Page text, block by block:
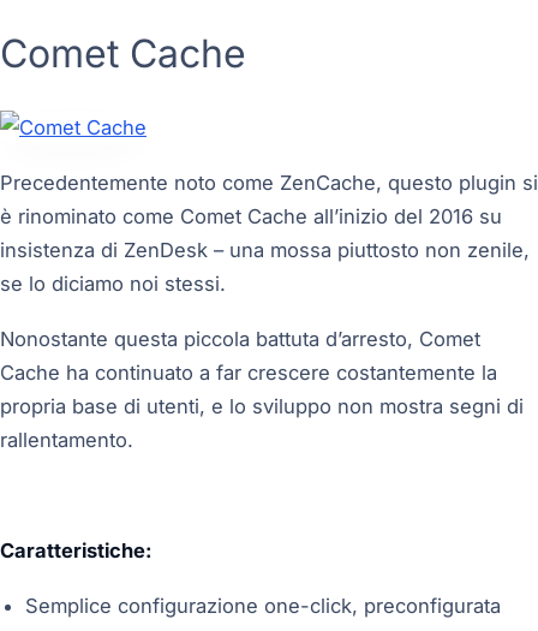
Comet Cache
Precedentemente noto come ZenCache, questo plugin si
è rinominato come Comet Cache all’inizio del 2016 su
insistenza di ZenDesk – una mossa piuttosto non zenile,
se lo diciamo noi stessi.
Nonostante questa piccola battuta d’arresto, Comet
Cache ha continuato a far crescere costantemente la
propria base di utenti, e lo sviluppo non mostra segni di
rallentamento.
Caratteristiche:
Semplice configurazione one-click, preconfigurata